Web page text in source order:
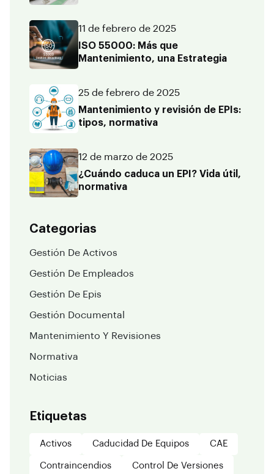
11 de febrero de 2025
ISO 55000: Más que
Mantenimiento, una Estrategia
25 de febrero de 2025
Mantenimiento y revisión de EPIs:
tipos, normativa
12 de marzo de 2025
¿Cuándo caduca un EPI? Vida útil,
normativa
Categorias
Gestión De Activos
Gestión De Empleados
Gestión De Epis
Gestión Documental
Mantenimiento Y Revisiones
Normativa
Noticias
Etiquetas
Activos Caducidad De Equipos CAE
Contraincendios Control De Versiones